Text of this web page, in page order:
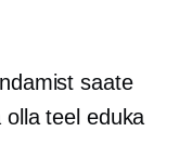
saate
teel eduka